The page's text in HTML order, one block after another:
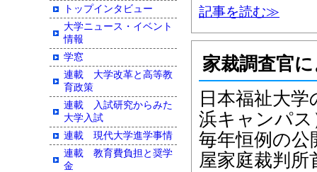
記事を読む≫
家裁調査官
日本福祉大
浜キャンパ
毎年恒例の公
屋家庭裁判
トップインタビュー
大学ニュース・イベント
情報
学窓
連載 大学改革と高等教
育政策
連載 入試研究からみた
大学入試
連載 現代大学進学事情
連載 教育費負担と奨学
金